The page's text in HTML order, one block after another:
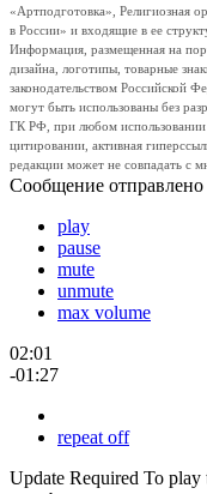
«Артподготовка», Религиозная
в России» и входящие в ее
Информация, размещенная на
дизайна, логотипы, товарные
законодательством Российской
могут быть использованы без
ГК РФ, при любом использовании
цитировании, активная
редакции может не совпадать с
Сообщение отправлено
play
pause
mute
unmute
max volume
02:01
-01:27
repeat off
Update Required To play